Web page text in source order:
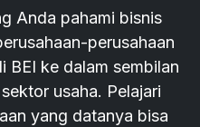
Anda pahami bisnis
perusahaan
BEI ke dalam sembilan
usaha. Pelajari
yang datanya bisa